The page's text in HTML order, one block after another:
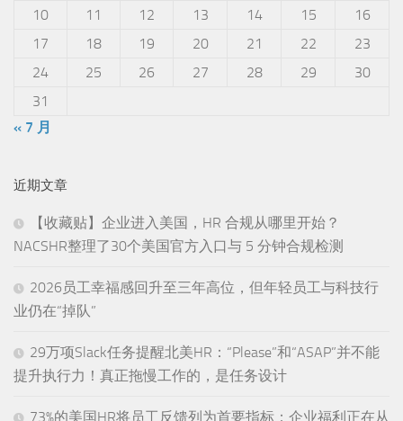
10
11 12 13 14 15
16
17
18 19 20 21 22
23
24
25 26 27 28 29
30
31
« 7 月
近期文章
【收藏贴】企业进入美国，HR 合规从哪里开始？
NACSHR整理了30个美国官方入口与 5 分钟合规检测
2026员工幸福感回升至三年高位，但年轻员工与科技行
业仍在“掉队”
29万项Slack任务提醒北美HR：“Please”和“ASAP”并不能
提升执行力！真正拖慢工作的，是任务设计
73%的美国HR将员工反馈列为首要指标：企业福利正在从